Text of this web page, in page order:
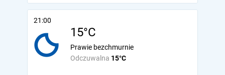
21:00
15°C
Odczuwalna 15°C
Prawie bezchmurnie